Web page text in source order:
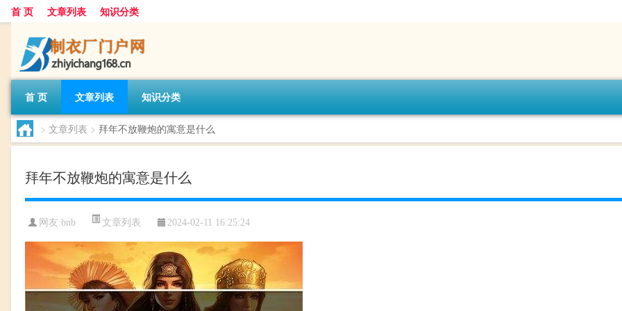
首 页 文章列表 知识分类
首 页 文章列表 知识分类
> 文章列表 > 拜年不放鞭炮的寓意是什么
拜年不放鞭炮的寓意是什么
网友:bnb 文章列表 2024-02-11 16:25:24